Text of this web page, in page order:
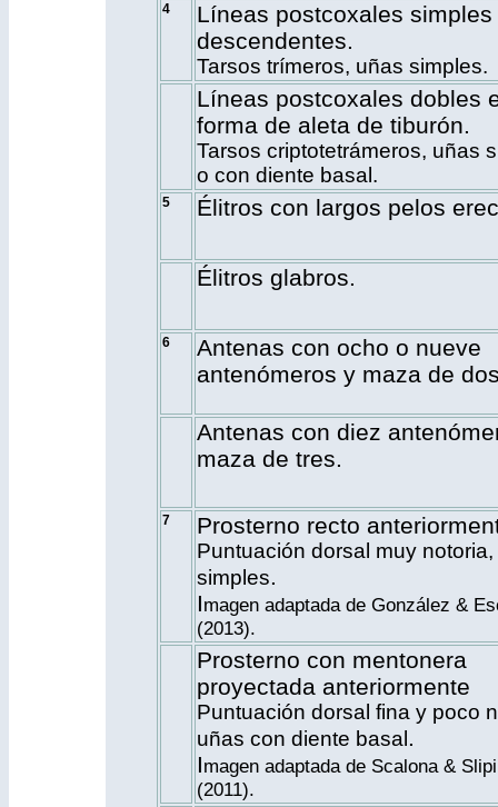
4
Líneas postcoxales simples
descendentes.
Tarsos trímeros, uñas simples.
Líneas postcoxales dobles
forma de aleta de tiburón.
Tarsos criptotetrámeros, uñas
o con diente basal.
5 Élitros con largos pelos
Élitros glabros.
6
Antenas con ocho o nueve
antenómeros y maza de
Antenas con diez
maza de tres.
7 Prosterno recto
Puntuación dorsal muy
simples.
Imagen adaptada de González &
(2013).
Prosterno con mentonera
proyectada anteriormente
Puntuación dorsal fina y poco
uñas con diente basal .
Imagen adaptada de Scalona &
(2011).